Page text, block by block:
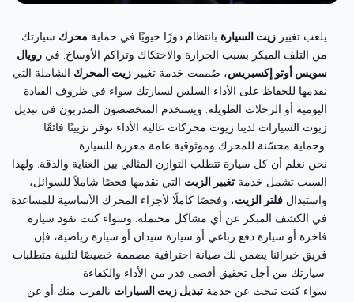
يلعب تغيير زيت السيارة بانتظام دورًا حيويًا في حماية محرك سيارتك
من التلف المبكر بسبب الحرارة والاحتكاك وتراكم الأوساخ. في رويال
سويس أوتو إكسبريس، صُممت خدمة تغيير زيت المحرك الشاملة التي
نقدمها للحفاظ على الأداء السلس لسيارتك سواء في ظروف القيادة
اليومية أو الرحلات الطويلة. ويستخدم المتخصصون المدربون في تبديل
زيوت السيارات لدينا زيوت محركات عالية الأداء توفر تزييتًا فائقًا
نحن نعلم أن كل سيارة تتطلب التوازن المثالي بين العناية والدقة. ولهذا
السبب تشمل خدمة تغيير الزيت التي نقدمها فحصًا شاملاً للسوائل،
واستبدال فلتر الزيت، وفحصًا كاملًا لأجزاء المحرك الأساسية للمساعدة
في الكشف المبكر عن أي مشاكل محتملة. وسواء كنت تقود سيارة
فاخرة أو سيارة دفع رباعي أو سيارة سيدان أو سيارة رياضية، فإن
فريق خبرائنا يضمن لك صيانة احترافية مصممة خصيصًا لتلبية متطلبات
سواء كنت تبحث عن خدمة تبديل زيت السيارات بالقرب منك أو عن